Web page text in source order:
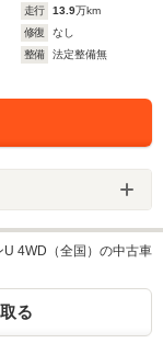
走行 13.9万km
修復
なし
整備
法定整備無
4WD（全国）の中古車
る